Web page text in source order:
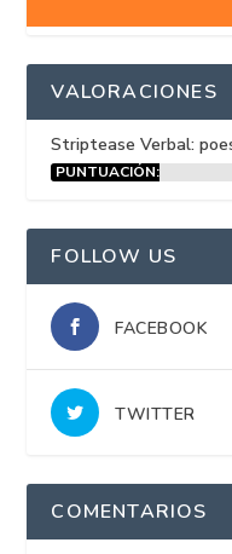
VALORACIONES
Striptease Verbal:
PUNTUACIÓN:
FOLLOW US
FACEBOOK
TWITTER
COMENTARIOS